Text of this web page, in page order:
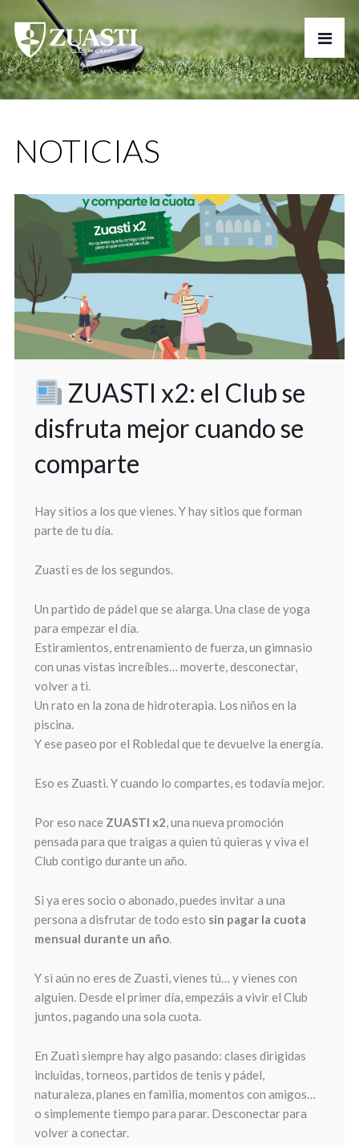
NOTICIAS
ZUASTI x2: el Club se
disfruta mejor cuando se
comparte
Hay sitios a los que vienes. Y hay sitios que forman
parte de tu día.
Zuasti es de los segundos.
Un partido de pádel que se alarga. Una clase de yoga
para empezar el día.
Estiramientos, entrenamiento de fuerza, un gimnasio
con unas vistas increíbles… moverte, desconectar,
volver a ti.
Un rato en la zona de hidroterapia. Los niños en la
piscina.
Y ese paseo por el Robledal que te devuelve la energía.
Eso es Zuasti. Y cuando lo compartes, es todavía mejor.
Por eso nace ZUASTI x2, una nueva promoción
pensada para que traigas a quien tú quieras y viva el
Club contigo durante un año.
Si ya eres socio o abonado, puedes invitar a una
persona a disfrutar de todo esto sin pagar la cuota
mensual durante un año.
Y si aún no eres de Zuasti, vienes tú… y vienes con
alguien. Desde el primer día, empezáis a vivir el Club
juntos, pagando una sola cuota.
En Zuati siempre hay algo pasando: clases dirigidas
incluidas, torneos, partidos de tenis y pádel,
naturaleza, planes en familia, momentos con amigos…
o simplemente tiempo para parar. Desconectar para
volver a conectar.